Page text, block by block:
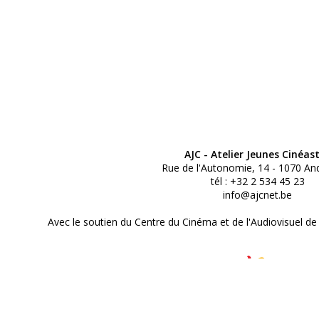
AJC - Atelier Jeunes
Rue de l'Autonomie, 14 - 1070
tél : +32 2 534 45 23
info@ajcnet.be
Avec le soutien du Centre du Cinéma et de l'Audiovisuel